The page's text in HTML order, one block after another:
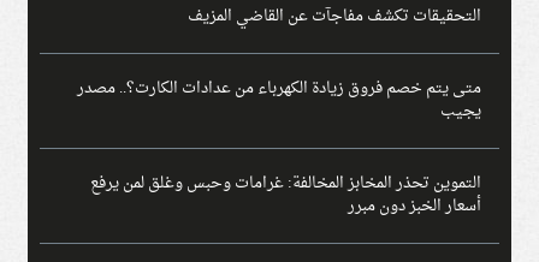
التحقيقات تكشف مفاجآت عن القاضي المزيف
متى يتم خصم فروق زيادة الكهرباء من عدادات الكارت؟.. مصدر
يجيب
التموين تحذر المخابز المخالفة: غرامات وحبس وغلق لمن يرفع
أسعار الخبز دون مبرر